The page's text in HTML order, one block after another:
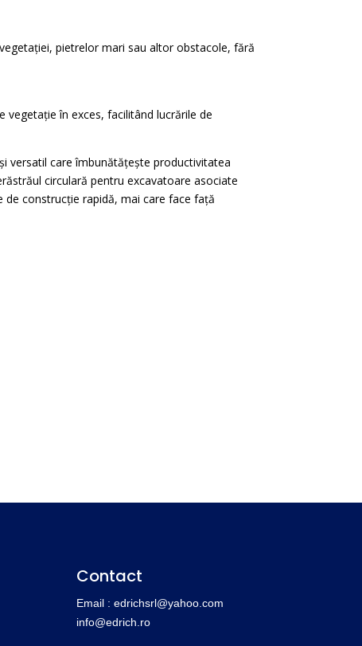
pietrelor mari sau altor obstacole, fără
în exces, facilitând lucrările de
versatil care îmbunătățește productivitatea
circulară pentru excavatoare asociate
construcție rapidă, mai care face față
Contact
Email : edrichsrl@yahoo.com
info@edrich.ro